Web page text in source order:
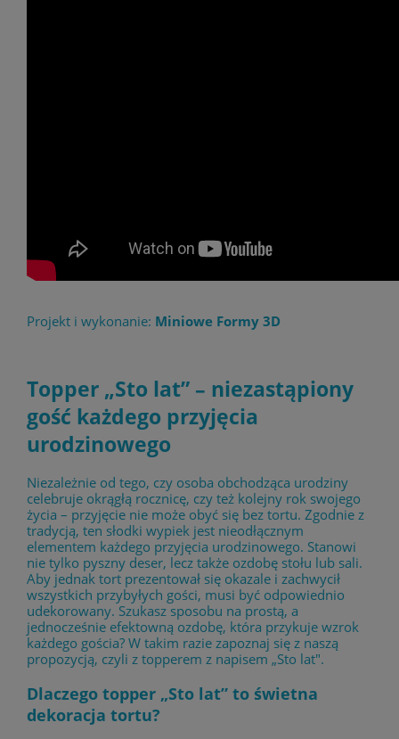
Projekt i wykonanie: Miniowe Formy 3D
Topper „Sto lat” – niezastąpiony
gość każdego przyjęcia
urodzinowego
Niezależnie od tego, czy osoba obchodząca urodziny
celebruje okrągłą rocznicę, czy też kolejny rok swojego
życia – przyjęcie nie może obyć się bez tortu. Zgodnie z
tradycją, ten słodki wypiek jest nieodłącznym
elementem każdego przyjęcia urodzinowego. Stanowi
nie tylko pyszny deser, lecz także ozdobę stołu lub sali.
Aby jednak tort prezentował się okazale i zachwycił
wszystkich przybyłych gości, musi być odpowiednio
udekorowany. Szukasz sposobu na prostą, a
jednocześnie efektowną ozdobę, która przykuje wzrok
każdego gościa? W takim razie zapoznaj się z naszą
propozycją, czyli z topperem z napisem „Sto lat".
Dlaczego topper „Sto lat” to świetna
dekoracja tortu?